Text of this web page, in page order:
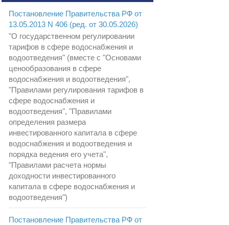
Постановление Правительства РФ от
13.05.2013 N 406 (ред. от 30.05.2026)
"О государственном регулировании
тарифов в сфере водоснабжения и
водоотведения" (вместе с "Основами
ценообразования в сфере
водоснабжения и водоотведения",
"Правилами регулирования тарифов в
сфере водоснабжения и
водоотведения", "Правилами
определения размера
инвестированного капитала в сфере
водоснабжения и водоотведения и
порядка ведения его учета",
"Правилами расчета нормы
доходности инвестированного
капитала в сфере водоснабжения и
водоотведения")
Постановление Правительства РФ от